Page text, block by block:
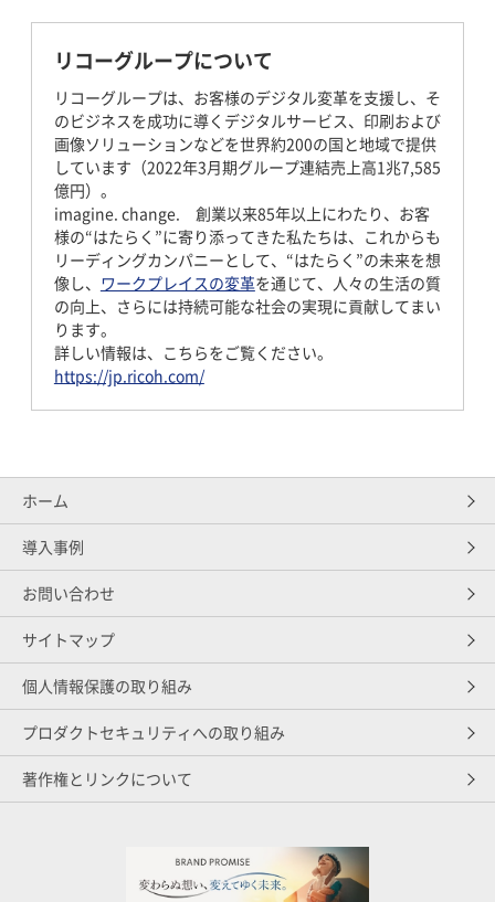
リコーグループについて
リコーグループは、お客様のデジタル変革を支援し、そ
のビジネスを成功に導くデジタルサービス、印刷および
画像ソリューションなどを世界約200の国と地域で提供
しています（2022年3月期グループ連結売上高1兆7,585
億円）。
imagine. change. 創業以来85年以上にわたり、お客
様の“はたらく”に寄り添ってきた私たちは、これからも
リーディングカンパニーとして、“はたらく”の未来を想
像し、 ワークプレイスの変革を通じて、人々の生活の質
の向上、さらには持続可能な社会の実現に貢献してまい
ります。
詳しい情報は、こちらをご覧ください。
https://jp.ricoh.com/
ホーム
導入事例
お問い合わせ
サイトマップ
個人情報保護の取り組み
プロダクトセキュリティへの取り組み
著作権とリンクについて